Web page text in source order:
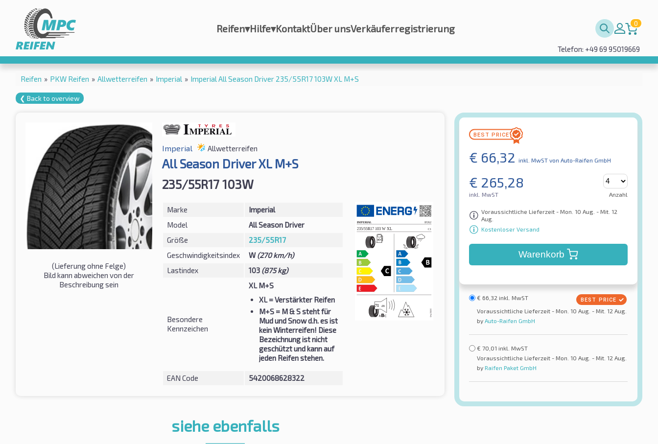
Reifen▾Hilfe▾KontaktÜber unsVerkäuferregistrierung 0
Telefon: +49 69 95019669
Reifen » PKW Reifen » Allwetterreifen » Imperial » Imperial All Season Driver 235/55R17 103W XL M+S
❮ Back to overview
(Lieferung ohne Felge)
Bild kann abweichen von der
Beschreibung sein
Imperial Allwetterreifen
All Season Driver XL M+S
235/55R17 103W
Marke
Imperial
Model
All Season Driver
Größe
235/55R17
Geschwindigkeitsindex
W(270 km/h)
Lastindex
103 (875 kg)
Besondere
Kennzeichen
XL M+S
XL= Verstärkter Reifen
M+S= M & S steht für
Mud und Snow d.h. es ist
kein Winterreifen! Diese
Bezeichnung ist nicht
geschützt und kann auf
jeden Reifen stehen.
EAN Code 5420068628322
€ 66,32 inkl. MwST von Auto-Raifen GmbH
€ 265,28
inkl. MwST Anzahl
Voraussichtliche Lieferzeit - Mon. 10 Aug. - Mit. 12
Aug.
Kostenloser Versand
Warenkorb
€ 66,32 inkl. MwST
Voraussichtliche Lieferzeit - Mon. 10 Aug. - Mit. 12 Aug.
by Auto-Raifen GmbH
€ 70,01 inkl. MwST
Voraussichtliche Lieferzeit - Mon. 10 Aug. - Mit. 12 Aug.
by Raifen Paket GmbH
siehe ebenfalls